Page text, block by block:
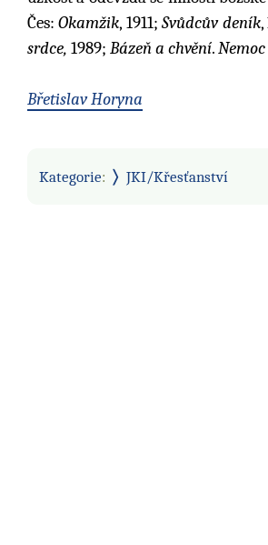
Čes:Okamžik, 1911;Svůdcův deník,
srdce, 1989; Bázeň a chvění.
Břetislav Horyna
Kategorie: JKI/Křesťanství